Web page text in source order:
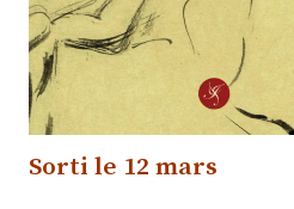
Sorti le 12 mars